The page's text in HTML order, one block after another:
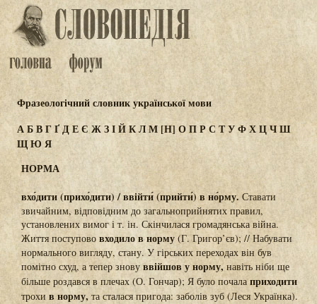
Фразеологічний словник української мови
АБВГҐДЕЄ ЖЗІЙКЛМ [Н] ОПР С ТУФХЦЧШ
ЩЮ Я
НОРМА
вхо́дити (прихо́дити) / ввійти́ (прийти́) в но́рму. Ставати
звичайним, відповідним до загальноприйнятих правил,
установлених вимог і т. ін. Скінчилася громадянська війна.
Життя поступово входило в норму (Г. Григор’єв); // Набувати
нормального вигляду, стану. У гірських переходах він був
помітно схуд, а тепер зновуввійшов у норму, навіть ніби ще
більше роздався в плечах (О. Гончар); Я було почалаприходити
трохи в норму, та сталася пригода: заболів зуб (Леся Українка).